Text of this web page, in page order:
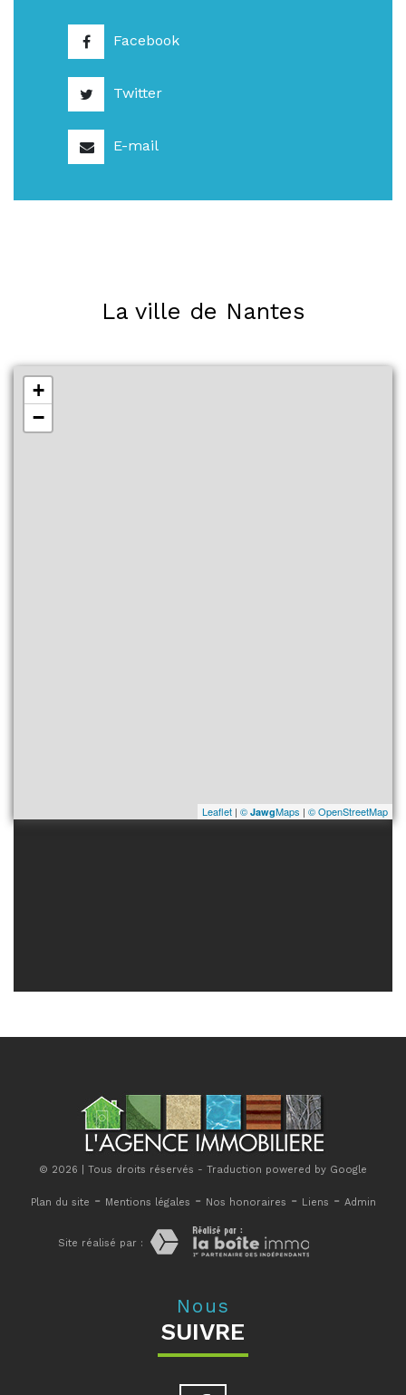
Facebook
Twitter
E-mail
La ville de Nantes
+
−
Leaflet | © JawgMaps | © OpenStreetMap
© 2026 | Tous droits réservés - Traduction powered by Google
Plan du site - Mentions légales - Nos honoraires - Liens - Admin
Site réalisé par :
Nous
SUIVRE